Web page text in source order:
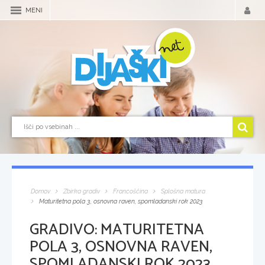
MENI
Domov Zbirka gradiv Francoščina
Splošna matura
Maturitetna pola 3, osnovna raven, spomladanski rok 2023
GRADIVO:MATURITETNA
POLA 3, OSNOVNA RAVEN,